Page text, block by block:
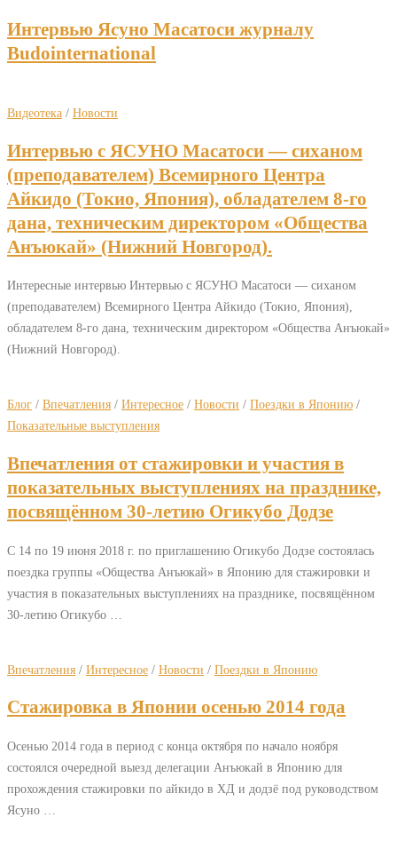
Интервью Ясуно Масатоси журналу
Budointernational
Видеотека / Новости
Интервью с ЯСУНО Масатоси — сиханом
(преподавателем) Всемирного Центра
Айкидо (Токио, Япония), обладателем 8-го
дана, техническим директором «Общества
Анъюкай» (Нижний Новгород).
Интересные интервью Интервью с ЯСУНО Масатоси — сиханом
(преподавателем) Всемирного Центра Айкидо (Токио, Япония),
обладателем 8-го дана, техническим директором «Общества Анъюкай»
(Нижний Новгород).
Блог / Впечатления / Интересное / Новости / Поездки в Японию /
Показательные выступления
Впечатления от стажировки и участия в
показательных выступлениях на празднике,
посвящённом 30-летию Огикубо Додзе
С 14 по 19 июня 2018 г. по приглашению Огикубо Додзе состоялась
поездка группы «Общества Анъюкай» в Японию для стажировки и
участия в показательных выступлениях на празднике, посвящённом
30-летию Огикубо …
Впечатления / Интересное / Новости / Поездки в Японию
Стажировка в Японии осенью 2014 года
Осенью 2014 года в период с конца октября по начало ноября
состоялся очередной выезд делегации Анъюкай в Японию для
прохождения стажировки по айкидо в ХД и додзё под руководством
Ясуно …